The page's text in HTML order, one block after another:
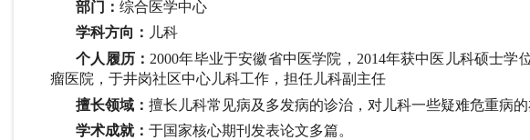
部门：综合医学中心
学科方向： 儿科
个人履历： 2000年毕业于安徽省中医学院，2014年获中医儿科硕士
瘤医院，于井岗社区中心儿科工作，担任儿科副主任
擅长领域：擅长儿科常见病及多发病的诊治，对儿科一些疑难危重病的
学术成就：于国家核心期刊发表论文多篇。